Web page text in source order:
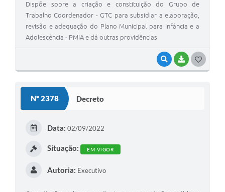
VISUALIZAR
BAIXAR
Dispõe sobre a criação e constituição do Grupo de
Trabalho Coordenador - GTC para subsidiar a elaboração,
revisão e adequação do Plano Municipal para Infância e a
Adolescência - PMIA e dá outras providências
Nº 2378 Decreto
Data: 02/09/2022
Situação: EM VIGOR
Autoria: Executivo